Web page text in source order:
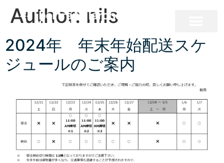
Author: nils
2024年 年末年始配送スケ
ジュールのご案内